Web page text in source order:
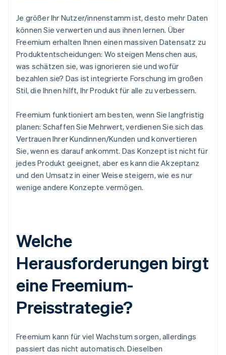
Je größer Ihr Nutzer/innenstamm ist, desto mehr Daten
können Sie verwerten und aus ihnen lernen. Über
Freemium erhalten Ihnen einen massiven Datensatz zu
Produktentscheidungen: Wo steigen Menschen aus,
was schätzen sie, was ignorieren sie und wofür
bezahlen sie? Das ist integrierte Forschung im großen
Stil, die Ihnen hilft, Ihr Produkt für alle zu verbessern.
Freemium funktioniert am besten, wenn Sie langfristig
planen: Schaffen Sie Mehrwert, verdienen Sie sich das
Vertrauen Ihrer Kundinnen/Kunden und konvertieren
Sie, wenn es darauf ankommt. Das Konzept ist nicht für
jedes Produkt geeignet, aber es kann die Akzeptanz
und den Umsatz in einer Weise steigern, wie es nur
wenige andere Konzepte vermögen.
Welche
Herausforderungen birgt
eine Freemium-
Preisstrategie?
Freemium kann für viel Wachstum sorgen, allerdings
passiert das nicht automatisch. Dieselben